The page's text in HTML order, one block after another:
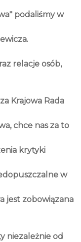
podaliśmy w
relacje osób,
Krajowa Rada
chce nas za to
krytyki
w
jest zobowiązana
niezależnie od